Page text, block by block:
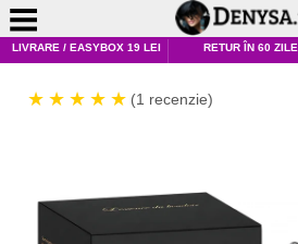
LIVRARE / EASYBOX 19 LEI RETUR ÎN 60 ZILE
(1 recenzie)